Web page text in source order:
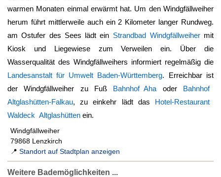
warmen Monaten einmal erwärmt hat. Um den Windgfällweiher
herum führt mittlerweile auch ein 2 Kilometer langer Rundweg.
am Ostufer des Sees lädt ein Strandbad Windgfällweihermit
Kiosk und Liegewiese zum Verweilen ein. Über die
Wasserqualität des Windgfällweihers informiert regelmäßig die
Landesanstalt für Umwelt Baden-Württemberg. Erreichbar ist
derWindgfällweiher zu Fuß Bahnhof Aha oder Bahnhof
Altglashütten-Falkau, zu einkehr lädt das Hotel-Restaurant
Waldeck Altglashütten ein.
Windgfällweiher
79868 Lenzkirch
📍 Standort auf Stadtplan anzeigen
Weitere Bademöglichkeiten ...